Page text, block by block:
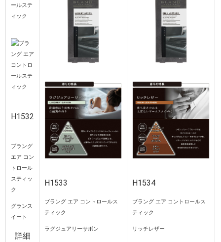
H1532
ブラング
エア コン
トロール
スティッ
ク
グランス
イート
詳細
H1533
ブラング エア コントロールス
ティック
ラグジュアリーサボン
H1534
ブラング エア コントロールス
ティック
リッチレザー